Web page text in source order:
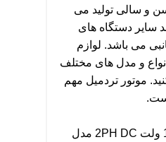
و سالی تولید می
سایر دستگاه های
می باشد. لوازم
و مدل های مختلف
موتور تردمیل مهم